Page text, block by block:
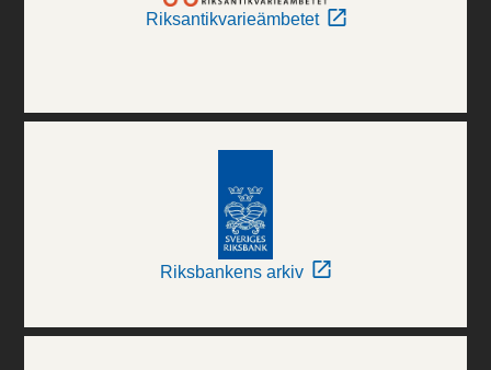
Riksantikvarieämbetet
Riksbankens arkiv